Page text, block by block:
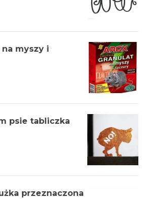
myszy i
psie tabliczka
przeznaczona